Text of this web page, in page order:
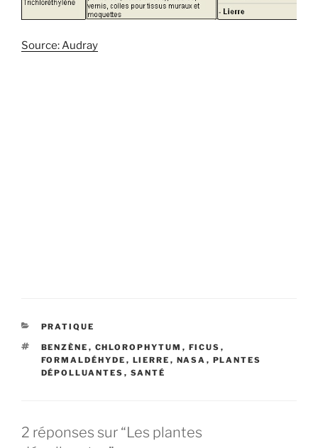
Source: Audray
CATÉGORIES
PRATIQUE
ÉTIQUETTES
BENZÈNE , CHLOROPHYTUM , FICUS ,
FORMALDÉHYDE , LIERRE , NASA , PLANTES
DÉPOLLUANTES , SANTÉ
2 réponses sur “Les plantes